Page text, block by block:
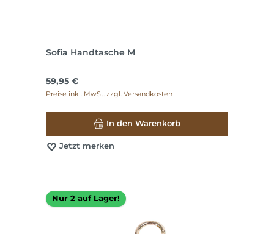
Sofia Handtasche M
Regulärer Preis:
59,95 €
Preise inkl. MwSt. zzgl. Versandkosten
In den Warenkorb
Jetzt merken
Nur 2 auf Lager!